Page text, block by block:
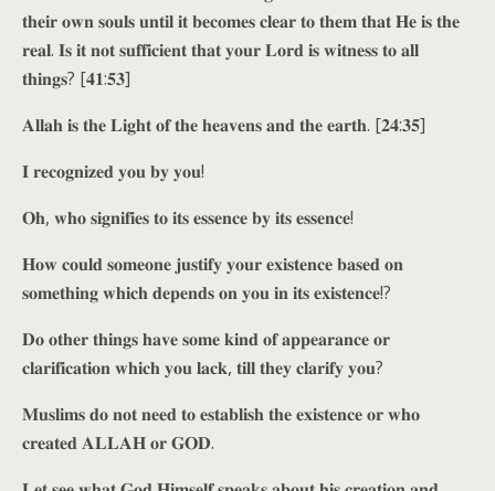
𝐭𝐡𝐞𝐢𝐫 𝐨𝐰𝐧 𝐬𝐨𝐮𝐥𝐬 𝐮𝐧𝐭𝐢𝐥 𝐢𝐭 𝐛𝐞𝐜𝐨𝐦𝐞𝐬 𝐜𝐥𝐞𝐚𝐫 𝐭𝐨 𝐭𝐡𝐞𝐦 𝐭𝐡𝐚𝐭 𝐇𝐞 𝐢𝐬 𝐭𝐡𝐞
𝐫𝐞𝐚𝐥. 𝐈𝐬 𝐢𝐭 𝐧𝐨𝐭 𝐬𝐮𝐟𝐟𝐢𝐜𝐢𝐞𝐧𝐭 𝐭𝐡𝐚𝐭 𝐲𝐨𝐮𝐫 𝐋𝐨𝐫𝐝 𝐢𝐬 𝐰𝐢𝐭𝐧𝐞𝐬𝐬 𝐭𝐨 𝐚𝐥𝐥
𝐭𝐡𝐢𝐧𝐠𝐬? [𝟒𝟏:𝟓𝟑]
𝐀𝐥𝐥𝐚𝐡 𝐢𝐬 𝐭𝐡𝐞 𝐋𝐢𝐠𝐡𝐭 𝐨𝐟 𝐭𝐡𝐞 𝐡𝐞𝐚𝐯𝐞𝐧𝐬 𝐚𝐧𝐝 𝐭𝐡𝐞 𝐞𝐚𝐫𝐭𝐡. [𝟐𝟒:𝟑𝟓]
𝐈 𝐫𝐞𝐜𝐨𝐠𝐧𝐢𝐳𝐞𝐝 𝐲𝐨𝐮 𝐛𝐲 𝐲𝐨𝐮!
𝐎𝐡, 𝐰𝐡𝐨 𝐬𝐢𝐠𝐧𝐢𝐟𝐢𝐞𝐬 𝐭𝐨 𝐢𝐭𝐬 𝐞𝐬𝐬𝐞𝐧𝐜𝐞 𝐛𝐲 𝐢𝐭𝐬 𝐞𝐬𝐬𝐞𝐧𝐜𝐞!
𝐇𝐨𝐰 𝐜𝐨𝐮𝐥𝐝 𝐬𝐨𝐦𝐞𝐨𝐧𝐞 𝐣𝐮𝐬𝐭𝐢𝐟𝐲 𝐲𝐨𝐮𝐫 𝐞𝐱𝐢𝐬𝐭𝐞𝐧𝐜𝐞 𝐛𝐚𝐬𝐞𝐝 𝐨𝐧
𝐬𝐨𝐦𝐞𝐭𝐡𝐢𝐧𝐠 𝐰𝐡𝐢𝐜𝐡 𝐝𝐞𝐩𝐞𝐧𝐝𝐬 𝐨𝐧 𝐲𝐨𝐮 𝐢𝐧 𝐢𝐭𝐬 𝐞𝐱𝐢𝐬𝐭𝐞𝐧𝐜𝐞!?
𝐃𝐨 𝐨𝐭𝐡𝐞𝐫 𝐭𝐡𝐢𝐧𝐠𝐬 𝐡𝐚𝐯𝐞 𝐬𝐨𝐦𝐞 𝐤𝐢𝐧𝐝 𝐨𝐟 𝐚𝐩𝐩𝐞𝐚𝐫𝐚𝐧𝐜𝐞 𝐨𝐫
𝐜𝐥𝐚𝐫𝐢𝐟𝐢𝐜𝐚𝐭𝐢𝐨𝐧 𝐰𝐡𝐢𝐜𝐡 𝐲𝐨𝐮 𝐥𝐚𝐜𝐤, 𝐭𝐢𝐥𝐥 𝐭𝐡𝐞𝐲 𝐜𝐥𝐚𝐫𝐢𝐟𝐲 𝐲𝐨𝐮?
𝐌𝐮𝐬𝐥𝐢𝐦𝐬 𝐝𝐨 𝐧𝐨𝐭 𝐧𝐞𝐞𝐝 𝐭𝐨 𝐞𝐬𝐭𝐚𝐛𝐥𝐢𝐬𝐡 𝐭𝐡𝐞 𝐞𝐱𝐢𝐬𝐭𝐞𝐧𝐜𝐞 𝐨𝐫 𝐰𝐡𝐨
𝐜𝐫𝐞𝐚𝐭𝐞𝐝 𝐀𝐋𝐋𝐀𝐇 𝐨𝐫 𝐆𝐎𝐃.